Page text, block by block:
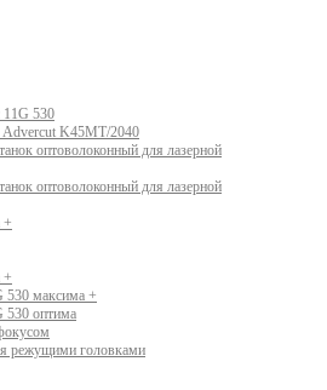
11G 530
K45MT/2040
оптоволоконный для лазерной
оптоволоконный для лазерной
+
+
530 максима +
530 оптима
режущими головками